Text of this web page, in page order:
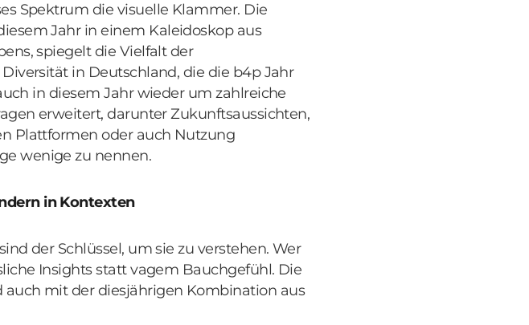
Spektrum die visuelle Klammer. Die
Jahr in einem Kaleidoskop aus
spiegelt die Vielfalt der
in Deutschland, die die b4p Jahr
in diesem Jahr wieder um zahlreiche
erweitert, darunter Zukunftsaussichten,
Plattformen oder auch Nutzung
wenige zu nennen.
in Kontexten
der Schlüssel, um sie zu verstehen. Wer
Insights statt vagem Bauchgefühl. Die
mit der diesjährigen Kombination aus